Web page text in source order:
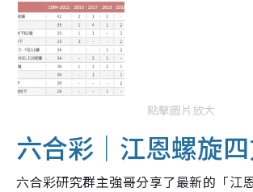
點擊圖片放大
六合彩｜江恩螺旋
六合彩研究群主強哥分享了最新的「江